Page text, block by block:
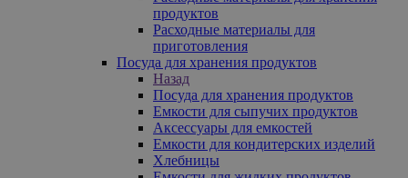
продуктов
Расходные материалы для
приготовления
Посуда для хранения продуктов
Назад
Посуда для хранения продуктов
Емкости для сыпучих продуктов
Аксессуары для емкостей
Емкости для кондитерских изделий
Хлебницы